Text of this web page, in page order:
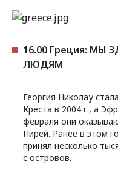
16.00 Греция: МЫ
ЛЮДЯМ
Георгия Николау
Креста в 2004 г., а
февраля они
Пирей. Ранее в этом
принял несколько
с островов.